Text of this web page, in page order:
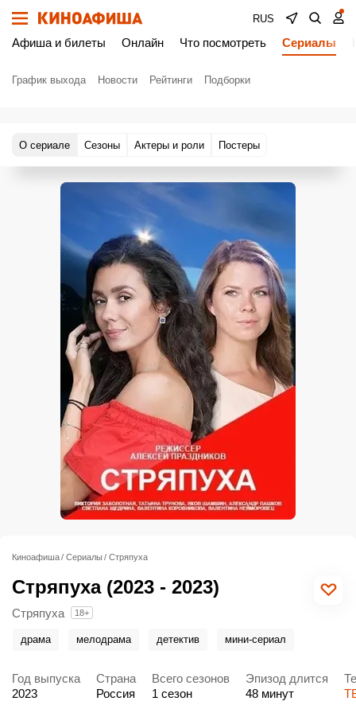
RUS
Афиша и билеты Онлайн Что посмотреть Сериалы
График выхода Новости Рейтинги Подборки
О сериале Сезоны Актеры и роли Постеры
Киноафиша Сериалы Стряпуха
Стряпуха (2023 - 2023)
Стряпуха 18+
драма мелодрама детектив мини-сериал
Год выпуска
2023
Страна
Россия
Всего сезонов
1 сезон
Эпизод длится
48 минут